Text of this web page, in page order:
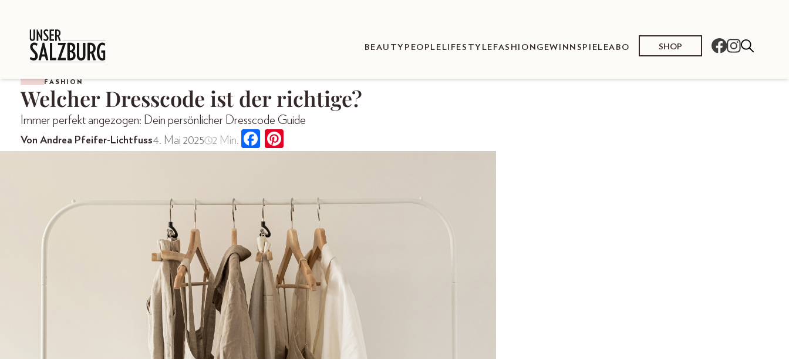
BEAUTY PEOPLE LIFESTYLE FASHION GEWINNSPIELEABO SHOP
FASHION
Welcher Dresscode ist der richtige?
Immer perfekt angezogen: Dein persönlicher Dresscode Guide
Von Andrea Pfeifer-Lichtfuss4. Mai 2025 2 Min.